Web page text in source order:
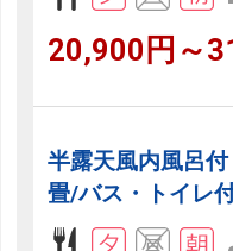
20,900円～
半露天風内風呂
畳/バス・トイレ